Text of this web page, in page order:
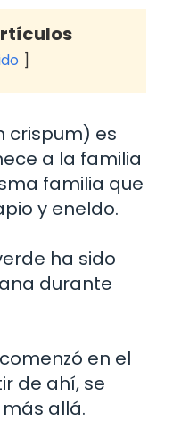
crispum) es
a la familia
familia que
y eneldo.
ha sido
durante
en el
de ahí, se
allá.